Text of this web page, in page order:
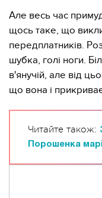
Але весь час
щось таке, що
передплатників.
шубка, голі ноги.
в'янучій, але від
що вона і
Читайте також:
Порошенка